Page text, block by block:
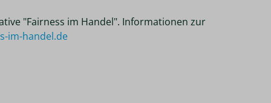
"Fairness im Handel". Informationen zur
im-handel.de